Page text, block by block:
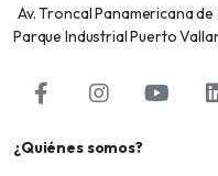
Av. Troncal Panamericana
Parque Industrial Puerto
¿Quiénes somos?